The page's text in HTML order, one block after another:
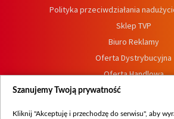
Polityka przeciwdziałania
Sklep TVP
Biuro Reklamy
Oferta Dystrybucyjna
Oferta Handlowa
Dostępność
Szanujemy Twoją prywatność
Kliknij "Akceptuję i przechodzę do serwisu", aby